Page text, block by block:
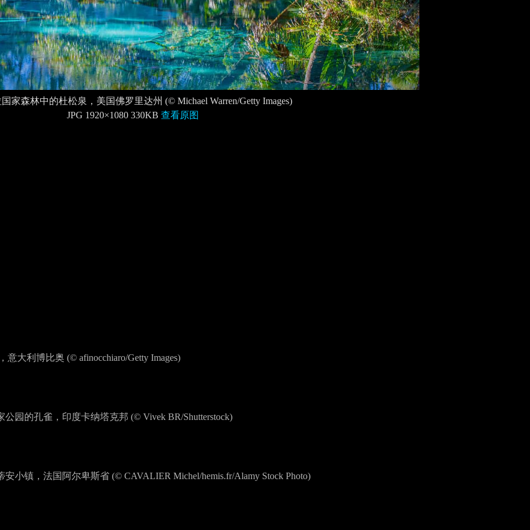
家森林中的杜松泉，美国佛罗里达州 (© Michael Warren/Getty Images)
JPG 1920×1080 330KB 查看原图
意大利博比奥 (© afinocchiaro/Getty Images)
公园的孔雀，印度卡纳塔克邦 (© Vivek BR/Shutterstock)
安小镇，法国阿尔卑斯省 (© CAVALIER Michel/hemis.fr/Alamy Stock Photo)